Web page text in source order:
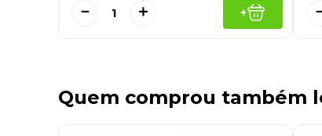
＋
－ +
Quem comprou também